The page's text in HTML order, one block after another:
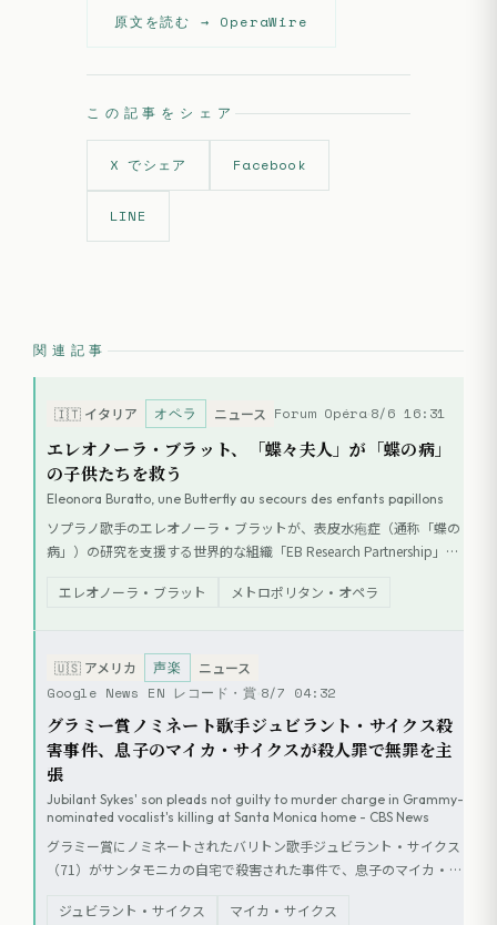
原文を読む → OperaWire
この記事をシェア
X でシェア Facebook
LINE
関連記事
🇮🇹 イタリア オペラ ニュース Forum Opéra 8/6 16:31
エレオノーラ・ブラット、「蝶々夫人」が「蝶の病」
の子供たちを救う
Eleonora Buratto, une Butterfly au secours des enfants papillons
ソプラノ歌手のエレオノーラ・ブラットが、表皮水疱症（通称「蝶の
病」）の研究を支援する世界的な組織「EB Research Partnership」の
で『蝶々夫人』のタイトルロールを演じており、以前からイタリアで
エレオノーラ・ブラット メトロポリタン・オペラ
🇺🇸 アメリカ 声楽 ニュース
Google News EN レコード・賞 8/7 04:32
グラミー賞ノミネート歌手ジュビラント・サイクス殺
害事件、息子のマイカ・サイクスが殺人罪で無罪を主
張
Jubilant Sykes' son pleads not guilty to murder charge in Grammy-
nominated vocalist's killing at Santa Monica home - CBS News
グラミー賞にノミネートされたバリトン歌手ジュビラント・サイクス
（71）がサンタモニカの自宅で殺害された事件で、息子のマイカ・サ
用と高齢者への傷害を指摘している。被告は保釈なしで勾留されてお
ジュビラント・サイクス
マイカ・サイクス